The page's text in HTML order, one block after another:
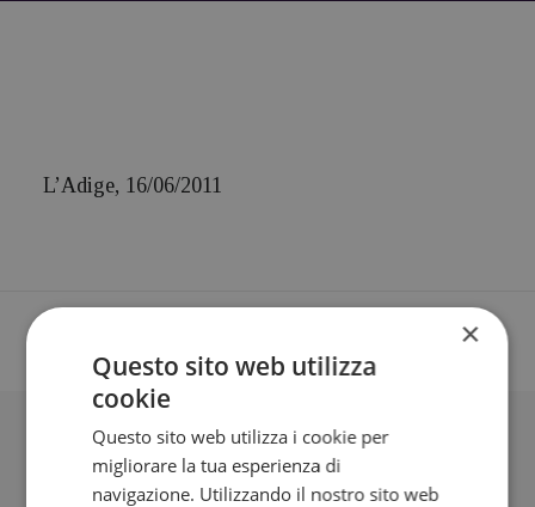
L’Adige, 16/06/2011
BLOG
×
Questo sito web utilizza
cookie
Questo sito web utilizza i cookie per
migliorare la tua esperienza di
navigazione. Utilizzando il nostro sito web